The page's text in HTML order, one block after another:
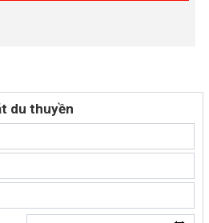
du thuyền